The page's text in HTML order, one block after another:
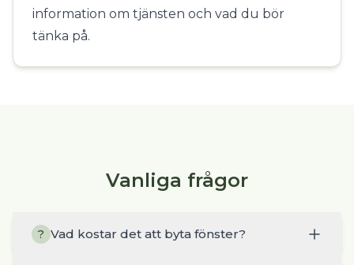
information om tjänsten och vad du bör
tänka på.
Vanliga frågor
? Vad kostar det att byta fönster?